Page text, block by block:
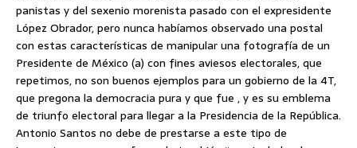
panistas y del sexenio morenista pasado con el expresidente
López Obrador, pero nunca habíamos observado una postal
con estas características de manipular una fotografía de un
Presidente de México (a) con fines aviesos electorales, que
repetimos, no son buenos ejemplos para un gobierno de la 4T,
que pregona la democracia pura y que fue , y es su emblema
de triunfo electoral para llegar a la Presidencia de la República.
Antonio Santos no debe de prestarse a este tipo de